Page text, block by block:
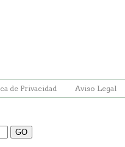
de Privacidad Aviso Legal